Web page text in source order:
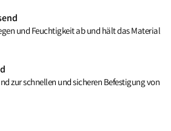
und Feuchtigkeit ab und hält das Material
zur schnellen und sicheren Befestigung von